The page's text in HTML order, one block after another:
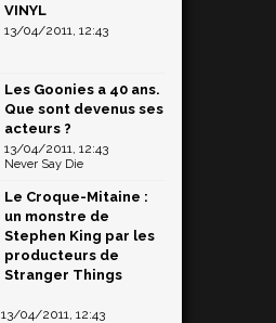
VINYL
13/04/2011, 12:43
Les Goonies a 40 ans.
Que sont devenus ses
acteurs ?
13/04/2011, 12:43
Never Say Die
Le Croque-Mitaine :
un monstre de
Stephen King par les
producteurs de
Stranger Things
13/04/2011, 12:43